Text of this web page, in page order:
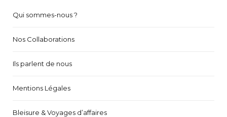
Qui sommes-nous ?
Nos Collaborations
Ils parlent de nous
Mentions Légales
Bleisure & Voyages d’affaires